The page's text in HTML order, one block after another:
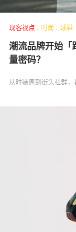
现客视点 . 时尚 . 球鞋
潮流品牌开始
量密码？
从时装周到街头社群，